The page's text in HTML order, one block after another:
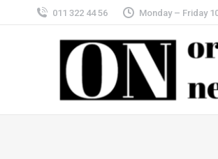
011 322 44 56 Monday – Friday